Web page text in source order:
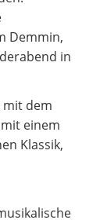
Demmin,
in
mit dem
einem
Klassik,